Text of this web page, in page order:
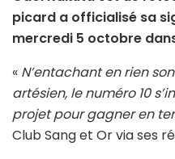
picard a officialisé sa
mercredi 5 octobre
« N’entachant en rien
artésien, le numéro 10
projet pour gagner en
Club Sang et Or via ses